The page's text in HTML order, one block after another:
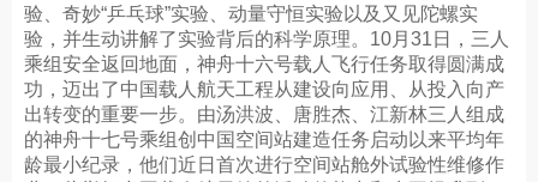
验、奇妙“乒乓球”实验、动量守恒实验以及又见陀螺实
验，并生动讲解了实验背后的科学原理。10月31日，三人
乘组安全返回地面，神舟十六号载人飞行任务取得圆满成
功，迈出了中国载人航天工程从建设向应用、从投入向产
出转变的重要一步。由汤洪波、唐胜杰、江新林三人组成
的神舟十七号乘组创中国空间站建造任务启动以来平均年
龄最小纪录，他们近日首次进行空间站舱外试验性维修作